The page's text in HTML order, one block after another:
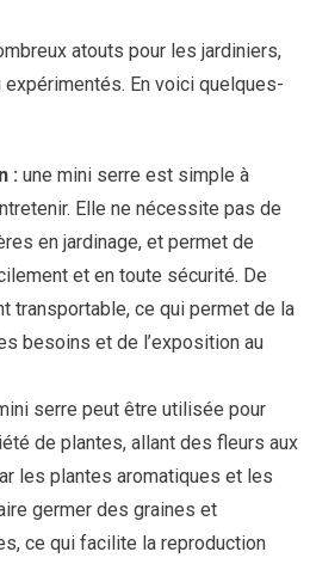
atouts pour les jardiniers,
En voici quelques-
: une mini serre est simple à
Elle ne nécessite pas de
en jardinage, et permet de
et en toute sécurité. De
transportable, ce qui permet de la
besoins et de l’exposition au
serre peut être utilisée pour
de plantes, allant des fleurs aux
les plantes aromatiques et les
germer des graines et
ce qui facilite la reproduction